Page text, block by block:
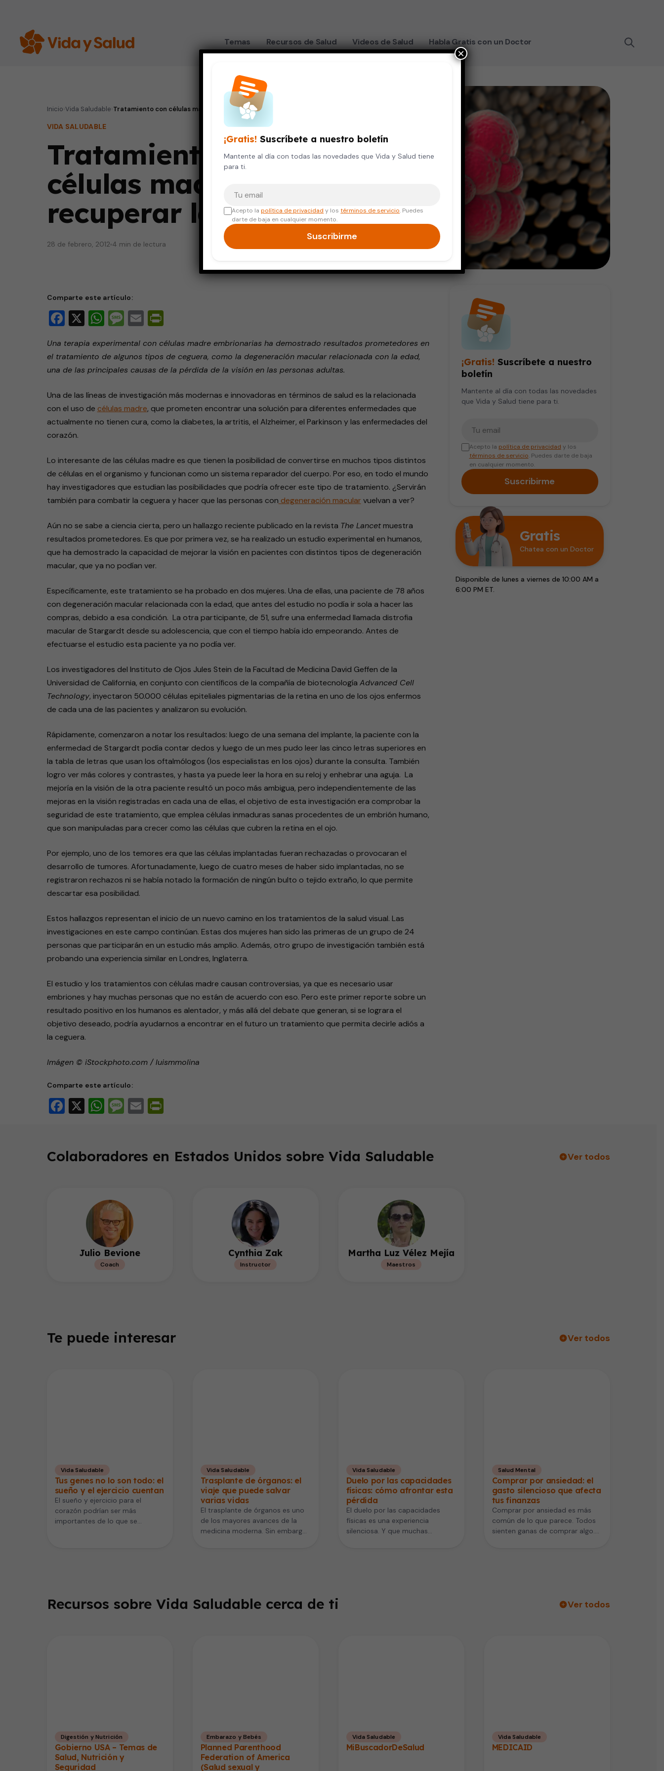
Temas Recursos de Salud Videos de Salud Habla Gratis con un Doctor
Inicio Vida Saludable Tratamiento con células madre para recuperar la visión
VIDA SALUDABLE
Tratamiento con
células madre para
recuperar la visión
28 de febrero, 2012 4 min de lectura
Comparte este artículo:
Facebook
X WhatsApp
Message
EmailPrintFriendly
Una terapia experimental con células madre embrionarias ha demostrado resultados prometedores en
el tratamiento de algunos tipos de ceguera, como la degeneración macular relacionada con la edad,
una de las principales causas de la pérdida de la visión en las personas adultas.
Una de las líneas de investigación más modernas e innovadoras en términos de salud es la relacionada
con el uso de células madre, que prometen encontrar una solución para diferentes enfermedades que
actualmente no tienen cura, como la diabetes, la artritis, el Alzheimer, el Parkinson y las enfermedades del
corazón.
Lo interesante de las células madre es que tienen la posibilidad de convertirse en muchos tipos distintos
de células en el organismo y funcionan como un sistema reparador del cuerpo. Por eso, en todo el mundo
hay investigadores que estudian las posibilidades que podría ofrecer este tipo de tratamiento. ¿Servirán
también para combatir la ceguera y hacer que las personas con degeneración macular vuelvan a ver?
Aún no se sabe a ciencia cierta, pero un hallazgo reciente publicado en la revista The Lancetmuestra
resultados prometedores. Es que por primera vez, se ha realizado un estudio experimental en humanos,
que ha demostrado la capacidad de mejorar la visión en pacientes con distintos tipos de degeneración
macular, que ya no podían ver.
Específicamente, este tratamiento se ha probado en dos mujeres. Una de ellas, una paciente de 78 años
con degeneración macular relacionada con la edad, que antes del estudio no podía ir sola a hacer las
compras, debido a esa condición. La otra participante, de 51, sufre una enfermedad llamada distrofia
macular de Stargardt desde su adolescencia, que con el tiempo había ido empeorando. Antes de
efectuarse el estudio esta paciente ya no podía ver.
Los investigadores del Instituto de Ojos Jules Stein de la Facultad de Medicina David Geffen de la
Universidad de California, en conjunto con científicos de la compañía de biotecnología Advanced Cell
Technology, inyectaron 50.000 células epiteliales pigmentarias de la retina en uno de los ojos enfermos
de cada una de las pacientes y analizaron su evolución.
Rápidamente, comenzaron a notar los resultados: luego de una semana del implante, la paciente con la
enfermedad de Stargardt podía contar dedos y luego de un mes pudo leer las cinco letras superiores en
la tabla de letras que usan los oftalmólogos (los especialistas en los ojos) durante la consulta. También
logro ver más colores y contrastes, y hasta ya puede leer la hora en su reloj y enhebrar una aguja. La
mejoría en la visión de la otra paciente resultó un poco más ambigua, pero independientemente de las
mejoras en la visión registradas en cada una de ellas, el objetivo de esta investigación era comprobar la
seguridad de este tratamiento, que emplea células inmaduras sanas procedentes de un embrión humano,
que son manipuladas para crecer como las células que cubren la retina en el ojo.
Por ejemplo, uno de los temores era que las células implantadas fueran rechazadas o provocaran el
desarrollo de tumores. Afortunadamente, luego de cuatro meses de haber sido implantadas, no se
registraron rechazos ni se había notado la formación de ningún bulto o tejido extraño, lo que permite
descartar esa posibilidad.
Estos hallazgos representan el inicio de un nuevo camino en los tratamientos de la salud visual. Las
investigaciones en este campo continúan. Estas dos mujeres han sido las primeras de un grupo de 24
personas que participarán en un estudio más amplio. Además, otro grupo de investigación también está
probando una experiencia similar en Londres, Inglaterra.
El estudio y los tratamientos con células madre causan controversias, ya que es necesario usar
embriones y hay muchas personas que no están de acuerdo con eso. Pero este primer reporte sobre un
resultado positivo en los humanos es alentador, y más allá del debate que generan, si se lograra el
objetivo deseado, podría ayudarnos a encontrar en el futuro un tratamiento que permita decirle adiós a
la ceguera.
Imágen © iStockphoto.com / luismmolina
Comparte este artículo:
Facebook
X WhatsApp
Message
EmailPrintFriendly
¡Gratis! Suscríbete a nuestro
boletín
Mantente al día con todas las novedades
que Vida y Salud tiene para ti.
Acepto la política de privacidad y los
términos de servicio. Puedes darte de baja
en cualquier momento.
Suscribirme
Gratis
Chatea con un Doctor
Disponible de lunes a viernes de 10:00 AM a
6:00 PM ET.
Colaboradores en Estados Unidos sobre Vida Saludable Ver todos
Julio Bevione
Coach
Cynthia Zak
Instructor
Martha Luz Vélez Mejía
Maestros
Te puede interesar Ver todos
Vida Saludable
Tus genes no lo son todo: el
sueño y el ejercicio cuentan
El sueño y ejercicio para el
corazón podrían ser más
importantes de lo que se
Vida Saludable
Trasplante de órganos: el
viaje que puede salvar
varias vidas
El trasplante de órganos es uno
de los mayores avances de la
medicina moderna. Sin embargo,
Vida Saludable
Duelo por las capacidades
físicas: cómo afrontar esta
pérdida
El duelo por las capacidades
físicas es una experiencia
silenciosa. Y que muchas
Salud Mental
Comprar por ansiedad: el
gasto silencioso que afecta
tus finanzas
Comprar por ansiedad es más
común de lo que parece. Todos
sienten ganas de comprar algo.
Recursos sobre Vida Saludable cerca de ti Ver todos
Digestión y Nutrición
Gobierno USA – Temas de
Salud, Nutrición y
Seguridad
Embarazo y Bebés
Planned Parenthood
Federation of America
(Salud sexual y
Vida Saludable
MiBuscadorDeSalud
Vida Saludable
MEDICAID
¡Gratis! Suscríbete a nuestro boletín
Mantente al día con todas las novedades que Vida y Salud tiene
para ti.
Acepto lapolítica de privacidad y lostérminos de servicio. Puedes
darte de baja en cualquier momento.
Suscribirme
×